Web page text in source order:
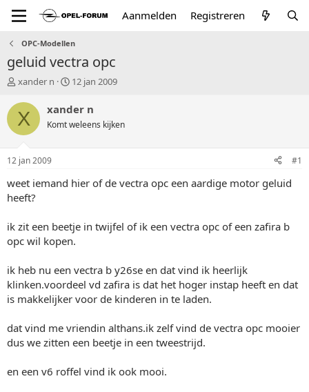
Aanmelden Registreren
OPC-Modellen
geluid vectra opc
T
p
t
a
r
e
xander n
S
a
t
u
12 jan 2009
X xander n
Komt weleens kijken
12 jan 2009 #1
weet iemand hier of de vectra opc een aardige motor geluid
heeft?
ik zit een beetje in twijfel of ik een vectra opc of een zafira b
opc wil kopen.
ik heb nu een vectra b y26se en dat vind ik heerlijk
klinken.voordeel vd zafira is dat het hoger instap heeft en dat
is makkelijker voor de kinderen in te laden.
dat vind me vriendin althans.ik zelf vind de vectra opc mooier
dus we zitten een beetje in een tweestrijd.
en een v6 roffel vind ik ook mooi.